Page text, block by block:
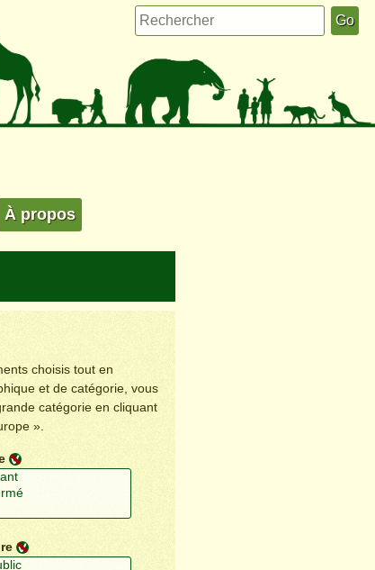
À propos
choisis tout en
et de catégorie, vous
catégorie en cliquant
».